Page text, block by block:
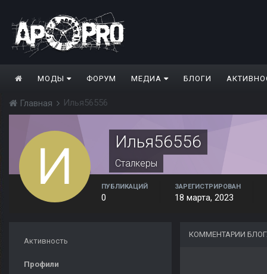
МОДЫ ФОРУМ МЕДИА БЛОГИ
Главная Илья56556
Илья56556
Сталкеры
ПУБЛИКАЦИЙ
0
ЗАРЕГИСТРИРОВАН
18 марта, 2023
Активность
Профили
КОММЕНТАРИИ